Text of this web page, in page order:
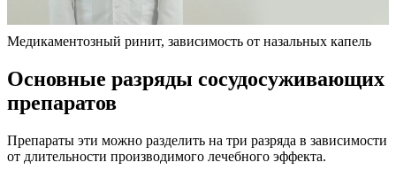
Медикаментозный ринит, зависимость от назальных капель
Основные разряды сосудосуживающих
препаратов
Препараты эти можно разделить на три разряда в зависимости
от длительности производимого лечебного эффекта.